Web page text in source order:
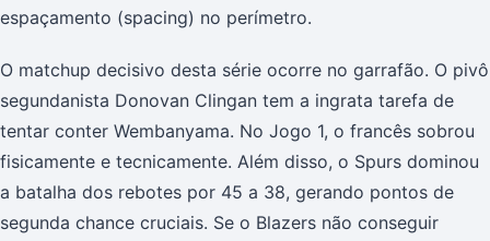
espaçamento (spacing) no perímetro.
O matchup decisivo desta série ocorre no garrafão. O pivô
segundanista Donovan Clingan tem a ingrata tarefa de
tentar conter Wembanyama. No Jogo 1, o francês sobrou
fisicamente e tecnicamente. Além disso, o Spurs dominou
a batalha dos rebotes por 45 a 38, gerando pontos de
segunda chance cruciais. Se o Blazers não conseguir